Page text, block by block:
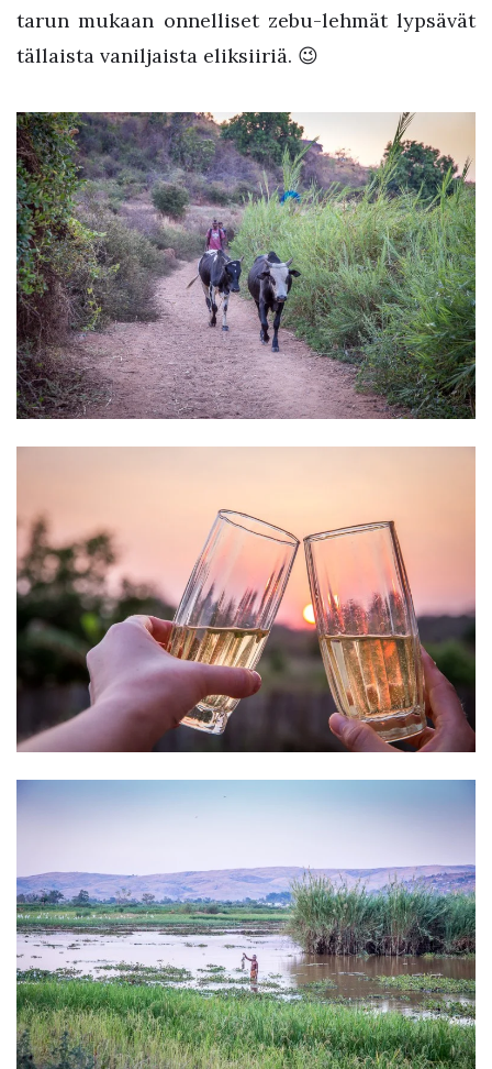
tarun mukaan onnelliset zebu-lehmät lypsävät
tällaista vaniljaista eliksiiriä. 😉